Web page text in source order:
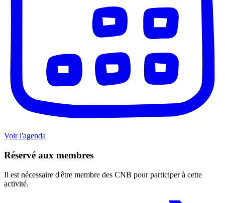
Voir l'agenda
Réservé aux membres
Il est nécessaire d'être membre des CNB pour participer à cette
activité.